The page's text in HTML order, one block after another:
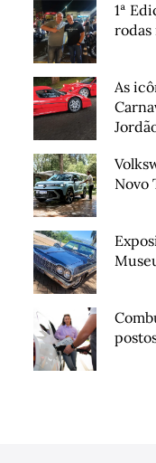
1ª
rodas
As
Novo